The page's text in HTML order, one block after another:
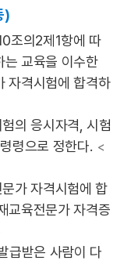
)
조의2제1항에 따
는 교육을 이수한
자격시험에 합격하
의 응시자격, 시험
령으로 정한다. <
가 자격시험에 합
교육전문가 자격증
급받은 사람이 다